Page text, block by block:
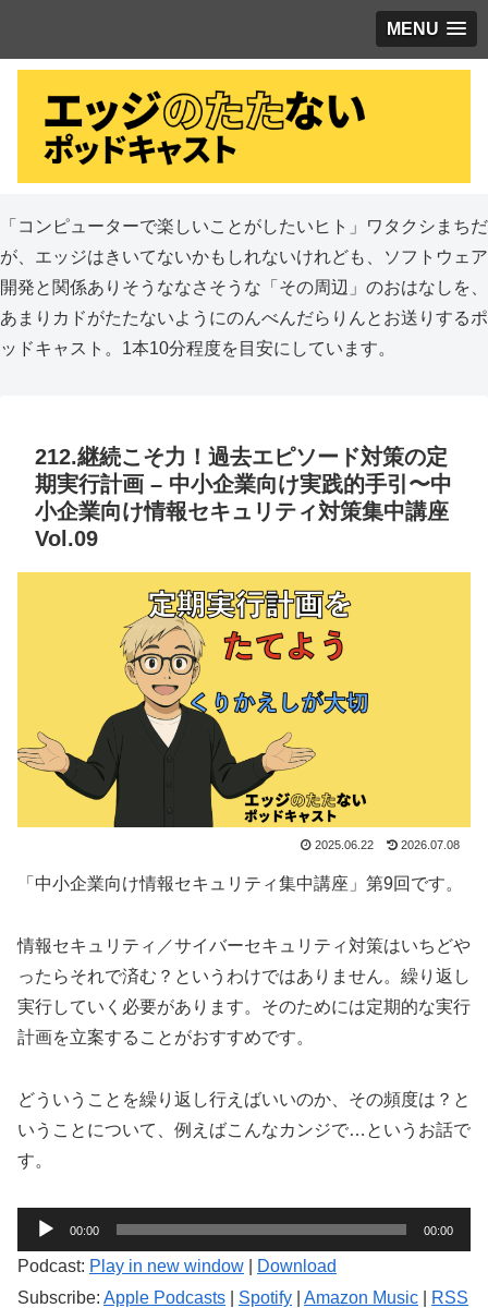
MENU
「コンピューターで楽しいことがしたいヒト」ワタクシまちだ
が、エッジはきいてないかもしれないけれども、ソフトウェア
開発と関係ありそうななさそうな「その周辺」のおはなしを、
あまりカドがたたないようにのんべんだらりんとお送りするポ
ッドキャスト。1本10分程度を目安にしています。
212.継続こそ力！過去エピソード対策の定
期実行計画 – 中小企業向け実践的手引〜中
小企業向け情報セキュリティ対策集中講座
Vol.09
2025.06.22 2026.07.08
「中小企業向け情報セキュリティ集中講座」第9回です。
情報セキュリティ／サイバーセキュリティ対策はいちどや
ったらそれで済む？というわけではありません。繰り返し
実行していく必要があります。そのためには定期的な実行
計画を立案することがおすすめです。
どういうことを繰り返し行えばいいのか、その頻度は？と
いうことについて、例えばこんなカンジで…というお話で
す。
声
00:00 00:00
Podcast: Play in new window
Download
Subscribe: Apple Podcasts Spotify Amazon Music RSS